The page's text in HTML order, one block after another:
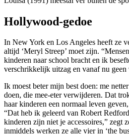
Hollywood-gedoe
In New York en Los Angeles heeft ze
altijd ‘Meryl Streep’ moet zijn.
kinderen naar school bracht en ik
verschrikkelijk uitzag en vanaf nu
Ik moest beter mijn best doen: me
doen, die mee-eter verwijderen. Dat
haar kinderen een normaal leven
“Dat heb ik geleerd van Robert
kinderen zijn niet je accessoires,” zegt
inmiddels werken ze alle vier in ‘the